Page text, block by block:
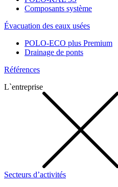
Composants système
Évacuation des eaux usées
POLO-ECO plus Premium
Drainage de ponts
Références
L`entreprise
Secteurs d’activités